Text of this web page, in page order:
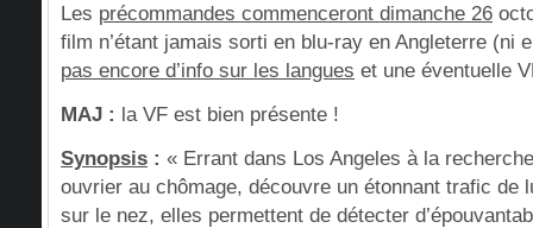
Les précommandes commenceront dimanche 26
film n’étant jamais sorti en blu-ray en Angleterre (ni
pas encore d’info sur les langues et une éventuelle
MAJ : la VF est bien présente !
Synopsis : « Errant dans Los Angeles à la
ouvrier au chômage, découvre un étonnant trafic de
sur le nez, elles permettent de détecter